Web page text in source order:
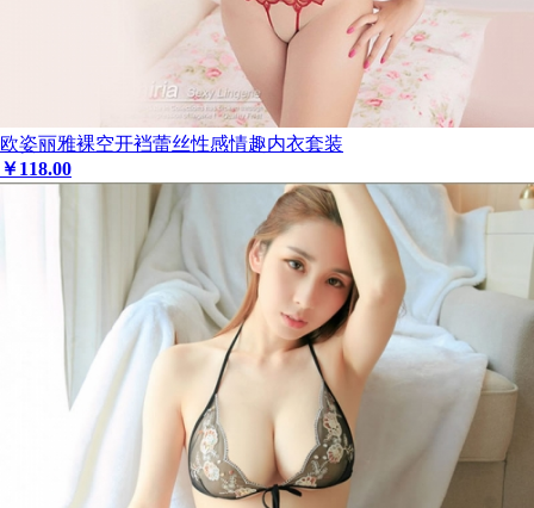
欧姿丽雅裸空开裆蕾丝性感情趣内衣套装
￥118.00